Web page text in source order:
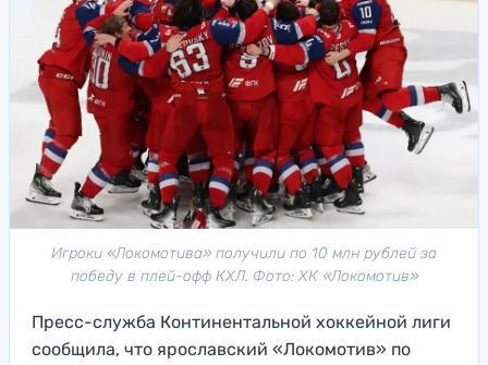
Игроки «Локомотива» получили по 10 млн рублей за
победу в плей-офф КХЛ. Фото: ХК «Локомотив»
Пресс-служба Континентальной хоккейной лиги
сообщила, что ярославский «Локомотив» по